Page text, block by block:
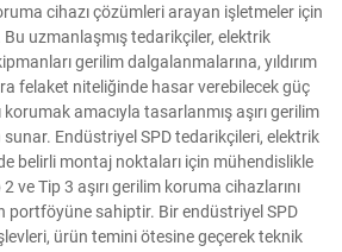
cihazı çözümleri arayan işletmeler için
Bu uzmanlaşmış tedarikçiler, elektrik
gerilim dalgalanmalarına, yıldırım
felaket niteliğinde hasar verebilecek güç
amacıyla tasarlanmış aşırı gerilim
sunar. Endüstriyel SPD tedarikçileri, elektrik
belirli montaj noktaları için mühendislikle
ve Tip 3 aşırı gerilim koruma cihazlarını
portföyüne sahiptir. Bir endüstriyel SPD
ürün temini ötesine geçerek teknik